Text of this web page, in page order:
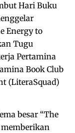
Hari Buku
Energy to
Tugu
Pertamina
Book Club
(LiteraSquad)
besar “The